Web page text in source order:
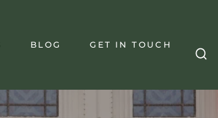
BLOG GET IN TOUCH